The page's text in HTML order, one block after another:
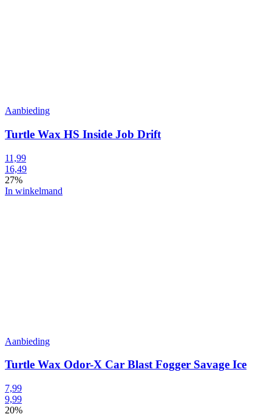
Aanbieding
Turtle Wax HS Inside Job Drift
11,99
16,49
27%
In winkelmand
Aanbieding
Turtle Wax Odor-X Car Blast Fogger Savage Ice
7,99
9,99
20%